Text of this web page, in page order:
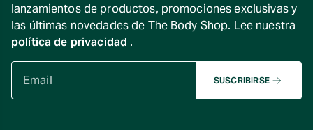
lanzamientos de productos, promociones exclusivas y
las últimas novedades de The Body Shop. Lee nuestra
política de privacidad .
SUSCRIBIRSE